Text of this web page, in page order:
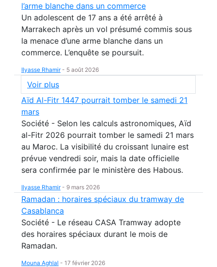
l’arme blanche dans un commerce
Un adolescent de 17 ans a été arrêté à
Marrakech après un vol présumé commis sous
la menace d’une arme blanche dans un
commerce. L’enquête se poursuit.
Ilyasse Rhamir- 5 août 2026
Voir plus
Aïd Al-Fitr 1447 pourrait tomber le samedi 21
mars
Société - Selon les calculs astronomiques, Aïd
al-Fitr 2026 pourrait tomber le samedi 21 mars
au Maroc. La visibilité du croissant lunaire est
prévue vendredi soir, mais la date officielle
sera confirmée par le ministère des Habous.
Ilyasse Rhamir- 9 mars 2026
Ramadan : horaires spéciaux du tramway de
Casablanca
Société - Le réseau CASA Tramway adopte
des horaires spéciaux durant le mois de
Ramadan.
Mouna Aghlal - 17 février 2026